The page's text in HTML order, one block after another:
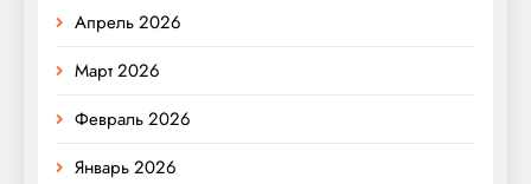
Апрель 2026
Март 2026
Февраль 2026
Январь 2026